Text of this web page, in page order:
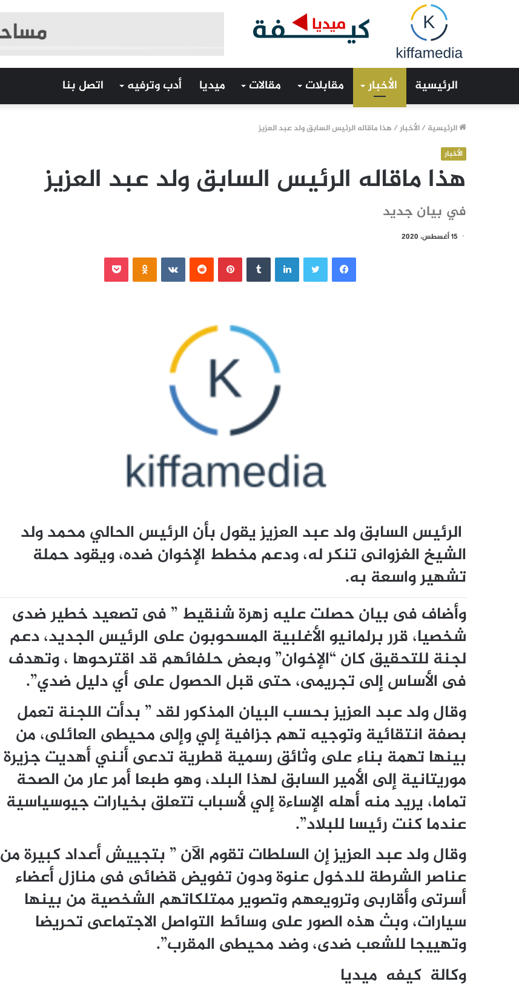
الرئيسية الأخبار مقابلات مقالات ميديا أدب وترفيه اتصل بنا
الرئيسية /الأخبار/ هذا ماقاله الرئيس السابق ولد عبد العزيز
الأخبار
هذا ماقاله الرئيس السابق ولد عبد العزيز
في بيان جديد
15 أغسطس، 2020
فيسبوك لينكدإن بينتيريست
الرئيس السابق ولد عبد العزيز يقول بأن الرئيس الحالي محمد ولد
الشيخ الغزوانى تنكر له، ودعم مخطط الإخوان ضده، ويقود حملة
تشهير واسعة به.
وأضاف فى بيان حصلت عليه زهرة شنقيط ” فى تصعيد خطير ضدى
شخصيا، قرر برلمانيو الأغلبية المسحوبون على الرئيس الجديد، دعم
لجنة للتحقيق كان “الإخوان” وبعض حلفائهم قد اقترحوها ، وتهدف
فى الأساس إلى تجريمى، حتى قبل الحصول على أي دليل ضدي”.
وقال ولد عبد العزيز بحسب البيان المذكور لقد ” بدأت اللجنة تعمل
بصفة انتقائية وتوجيه تهم جزافية إلي وإلى محيطى العائلى، من
بينها تهمة بناء على وثائق رسمية قطرية تدعى أنني أهديت جزيرة
موريتانية إلى الأمير السابق لهذا البلد، وهو طبعا أمر عار من الصحة
تماما، يريد منه أهله الإساءة إلي لأسباب تتعلق بخيارات جيوسياسية
عندما كنت رئيسا للبلاد”.
وقال ولد عبد العزيز إن السلطات تقوم الآن ” بتجييش أعداد كبيرة من
عناصر الشرطة للدخول عنوة ودون تفويض قضائى فى منازل أعضاء
أسرتى وأقاربى وترويعهم وتصوير ممتلكاتهم الشخصية من بينها
سيارات، وبث هذه الصور على وسائط التواصل الاجتماعى تحريضا
وتهييجا للشعب ضدى، وضد محيطى المقرب”.
وكالة كيفه ميديا